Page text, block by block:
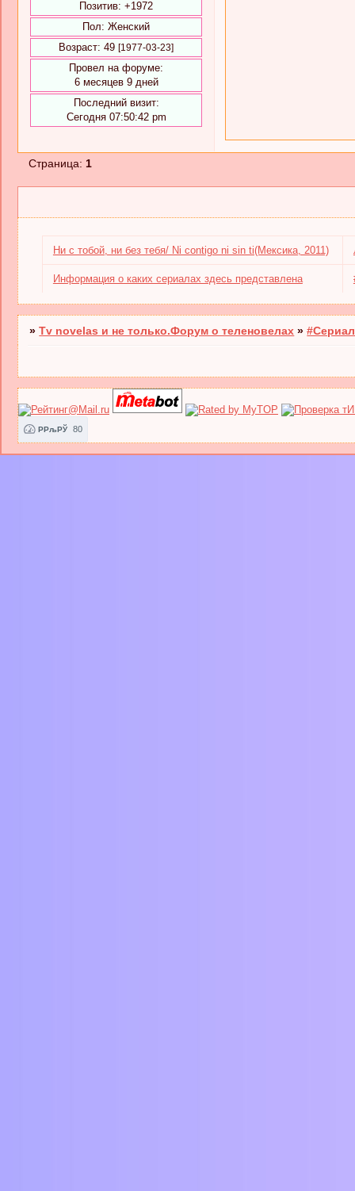
Позитив: +1972
Пол: Женский
Возраст: 49 [1977-03-23]
Провел на форуме:
6 месяцев 9 дней
Последний визит:
Сегодня 07:50:42 pm
Страница:1
Ни с тобой, ни без тебя/ Ni contigo ni sin ti(Мексика, 2011)
Информация о каких сериалах здесь представлена
»Tv novelas и не только.Форум о теленовелах »
РРљРЎ 80